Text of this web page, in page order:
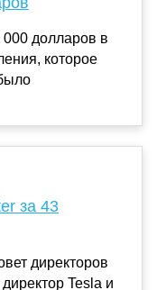
000 долларов в
которое
за 43
директоров
Tesla и